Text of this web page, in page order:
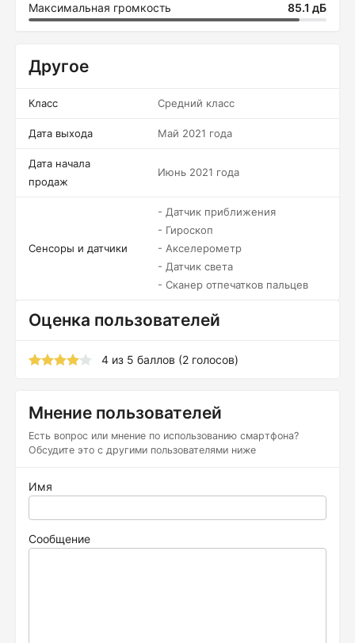
Максимальная громкость 85.1 дБ
Другое
Класс Средний класс
Дата выхода Май 2021 года
Дата начала
продаж
Июнь 2021 года
Сенсоры и датчики
- Датчик приближения
- Гироскоп
- Акселерометр
- Датчик света
- Сканер отпечатков пальцев
Оценка пользователей
4 из 5 баллов (2 голосов)
Мнение пользователей
Есть вопрос или мнение по использованию смартфона?
Обсудите это с другими пользователями ниже
Имя
Сообщение